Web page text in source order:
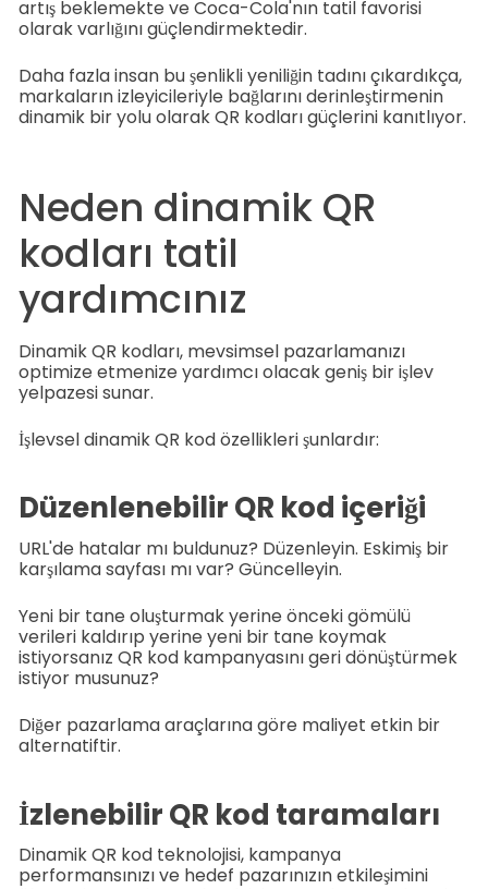
artış beklemekte ve Coca-Cola'nın tatil favorisi
olarak varlığını güçlendirmektedir.
Daha fazla insan bu şenlikli yeniliğin tadını çıkardıkça,
markaların izleyicileriyle bağlarını derinleştirmenin
dinamik bir yolu olarak QR kodları güçlerini kanıtlıyor.
Neden dinamik QR
kodları tatil
yardımcınız
Dinamik QR kodları, mevsimsel pazarlamanızı
optimize etmenize yardımcı olacak geniş bir işlev
yelpazesi sunar.
İşlevsel dinamik QR kod özellikleri şunlardır:
Düzenlenebilir QR kod içeriği
URL'de hatalar mı buldunuz? Düzenleyin. Eskimiş bir
karşılama sayfası mı var? Güncelleyin.
Yeni bir tane oluşturmak yerine önceki gömülü
verileri kaldırıp yerine yeni bir tane koymak
istiyorsanız QR kod kampanyasını geri dönüştürmek
istiyor musunuz?
Diğer pazarlama araçlarına göre maliyet etkin bir
alternatiftir.
İzlenebilir QR kod taramaları
Dinamik QR kod teknolojisi, kampanya
performansınızı ve hedef pazarınızın etkileşimini